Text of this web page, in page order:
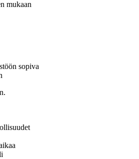
mukaan
sopiva